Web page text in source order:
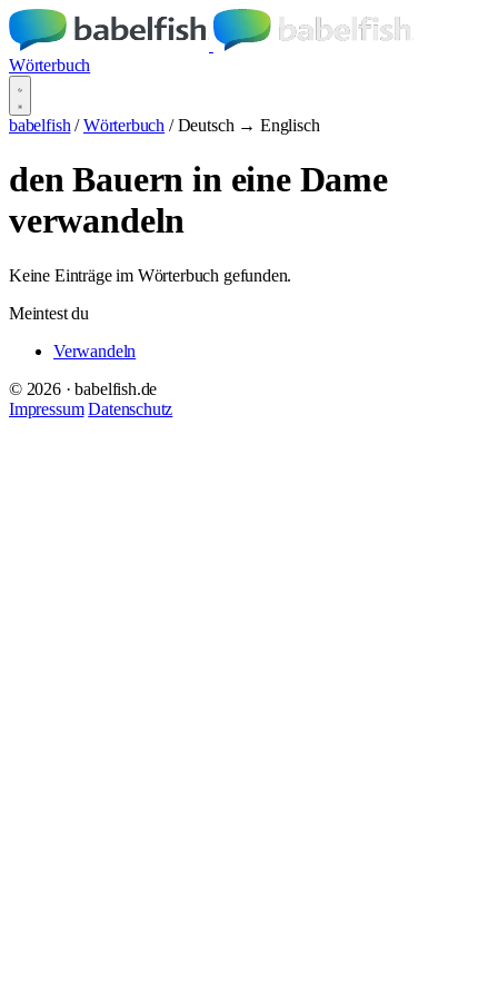
Wörterbuch
babelfish / Wörterbuch / Deutsch → Englisch
den Bauern in eine Dame
verwandeln
Keine Einträge im Wörterbuch gefunden.
Meintest du
Verwandeln
© 2026 · babelfish.de
Impressum Datenschutz